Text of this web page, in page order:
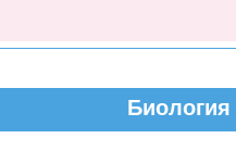
Биология